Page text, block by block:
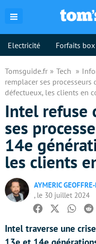
Electricité Forfaits box
Tomsguide.fr Tech
remplacer ses
défectueux, les clients en
Intel refuse
ses
14e
les clients
AYMERIC
, le 30 juillet 2024
Facebook
Twitter
Intel traverse une